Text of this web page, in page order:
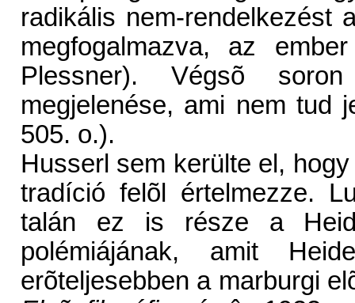
radikális nem-rendelkezést
megfogalmazva, az
Plessner). Végsõ
megjelenése, ami nem tud
505. o.).
Husserl sem kerülte el,
tradíció felõl értelmezze.
talán ez is része a
polémiájának, amit
erõteljesebben a marburgi